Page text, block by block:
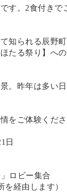
す。2食付きで
知られる辰野
たる祭り】へ
。昨年は多い
をご体験くださ
日
ロビー集合
経由します）